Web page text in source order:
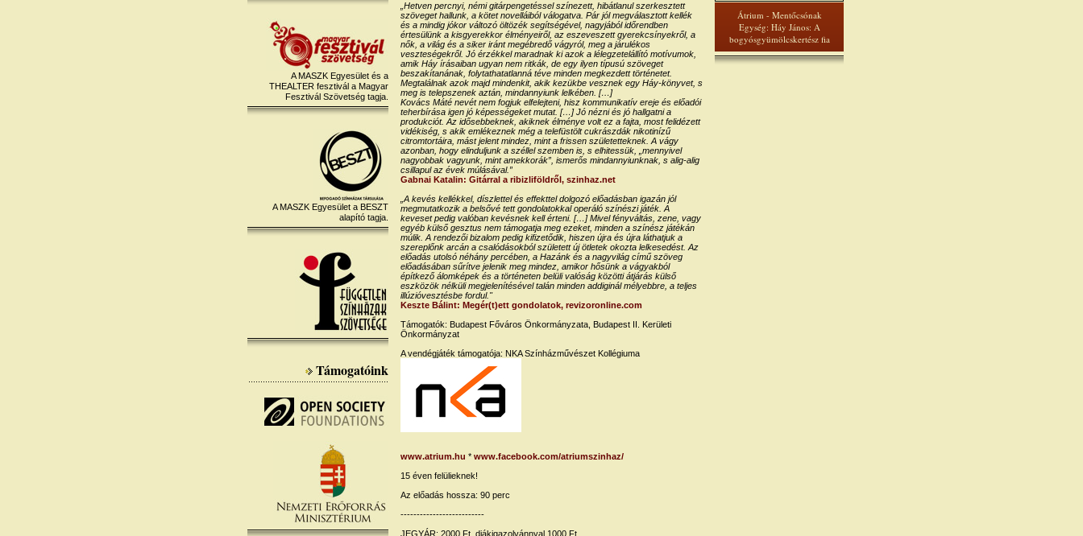
A MASZK Egyesület és a
THEALTER fesztivál a Magyar
Fesztivál Szövetség tagja.
A MASZK Egyesület a BESZT
alapító tagja.
Támogatóink
Átrium - Mentőcsónak
Egység: Háy János: A
bogyósgyümölcskertész fia
„Hetven percnyi, némi gitárpengetéssel színezett, hibátlanul szerkesztett
szöveget hallunk, a kötet novelláiból válogatva. Pár jól megválasztott kellék
és a mindig jókor változó öltözék segítségével, nagyjából időrendben
értesülünk a kisgyerekkor élményeiről, az eszeveszett gyerekcsínyekről, a
nők, a világ és a siker iránt megébredő vágyról, meg a járulékos
veszteségekről. Jó érzékkel maradnak ki azok a lélegzetelállító motívumok,
amik Háy írásaiban ugyan nem ritkák, de egy ilyen típusú szöveget
beszakítanának, folytathatatlanná téve minden megkezdett történetet.
Megtalálnak azok majd mindenkit, akik kezükbe vesznek egy Háy-könyvet, s
meg is telepszenek aztán, mindannyiunk lelkében. […]
Kovács Máté nevét nem fogjuk elfelejteni, hisz kommunikatív ereje és előadói
teherbírása igen jó képességeket mutat. […] Jó nézni és jó hallgatni a
produkciót. Az idősebbeknek, akiknek élménye volt ez a fajta, most felidézett
vidékiség, s akik emlékeznek még a telefüstölt cukrászdák nikotinízű
citromtortáira, mást jelent mindez, mint a frissen születetteknek. A vágy
azonban, hogy elinduljunk a széllel szemben is, s elhitessük, „mennyivel
nagyobbak vagyunk, mint amekkorák”, ismerős mindannyiunknak, s alig-alig
csillapul az évek múlásával.”
Gabnai Katalin: Gitárral a ribizliföldről, szinhaz.net
„A kevés kellékkel, díszlettel és effekttel dolgozó előadásban igazán jól
megmutatkozik a belsővé tett gondolatokkal operáló színészi játék. A
keveset pedig valóban kevésnek kell érteni. […] Mivel fényváltás, zene, vagy
egyéb külső gesztus nem támogatja meg ezeket, minden a színész játékán
múlik. A rendezői bizalom pedig kifizetődik, hiszen újra és újra láthatjuk a
szereplőnk arcán a csalódásokból született új ötletek okozta lelkesedést. Az
előadás utolsó néhány percében, a Hazánk és a nagyvilág című szöveg
előadásában sűrítve jelenik meg mindez, amikor hősünk a vágyakból
építkező álomképek és a történeten belüli valóság közötti átjárás külső
eszközök nélküli megjelenítésével talán minden addiginál mélyebbre, a teljes
illúzióvesztésbe fordul."
Keszte Bálint: Megér(t)ett gondolatok, revizoronline.com
Támogatók: Budapest Főváros Önkormányzata, Budapest II. Kerületi
Önkormányzat
A vendégjáték támogatója: NKA Színházművészet Kollégiuma
www.atrium.hu * www.facebook.com/atriumszinhaz/
15 éven felülieknek!
Az előadás hossza: 90 perc
--------------------------
JEGYÁR: 2000 Ft, diákigazolvánnyal 1000 Ft.